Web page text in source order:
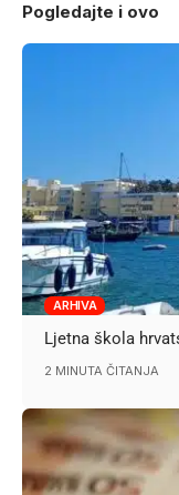
Pogledajte i ovo
ARHIVA
Ljetna škola
2 MINUTA ČITANJA